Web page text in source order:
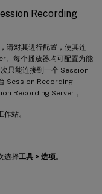
Recording
请对其进行配置，使其连
。每个播放器均可配置为能
只能连接到一个 Session
Session Recording
Recording Server 。
站。
选择工具 > 选项。